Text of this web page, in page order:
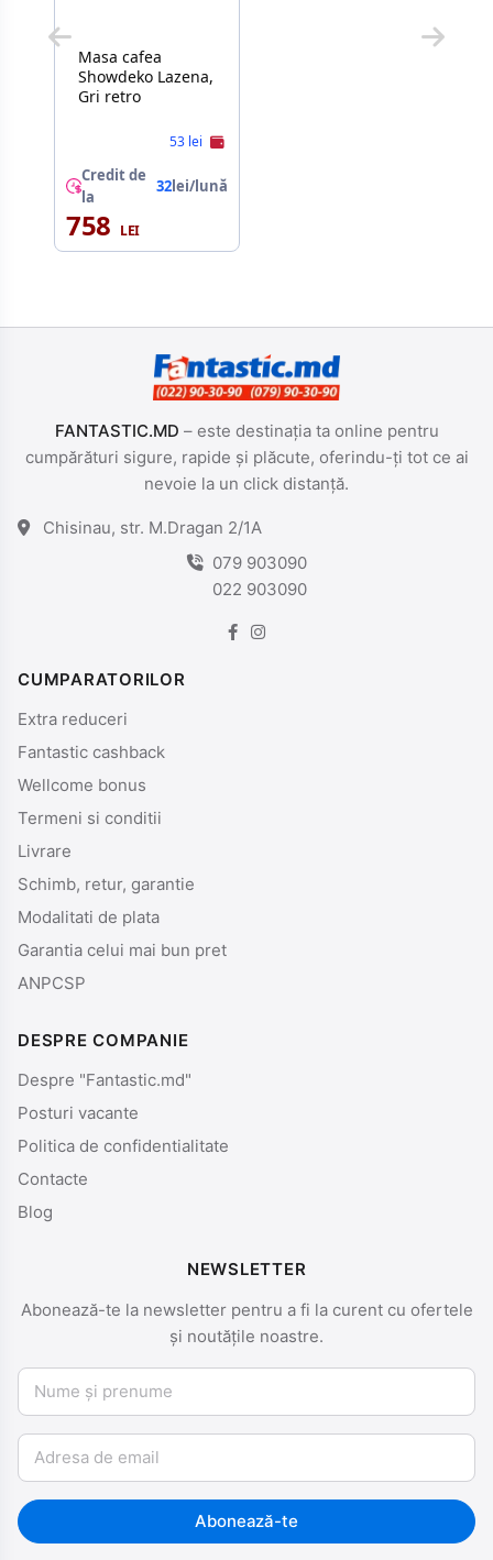
Masa cafea
Showdeko Lazena,
Gri retro
53 lei
Credit de
la
32lei/lună
758
FANTASTIC.MD – este destinația ta online pentru
cumpărături sigure, rapide și plăcute, oferindu-ți tot ce ai
nevoie la un click distanță.
Chisinau, str. M.Dragan 2/1A
079 903090
022 903090
CUMPARATORILOR
Extra reduceri
Fantastic cashback
Wellcome bonus
Termeni si conditii
Livrare
Schimb, retur, garantie
Modalitati de plata
Garantia celui mai bun pret
ANPCSP
DESPRE COMPANIE
Despre "Fantastic.md"
Posturi vacante
Politica de confidentialitate
Contacte
Blog
NEWSLETTER
Abonează-te la newsletter pentru a fi la curent cu ofertele
și noutățile noastre.
Nume și prenume
Email
Abonează-te